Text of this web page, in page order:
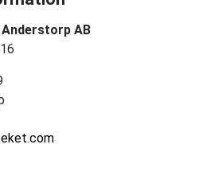
Anderstorp AB